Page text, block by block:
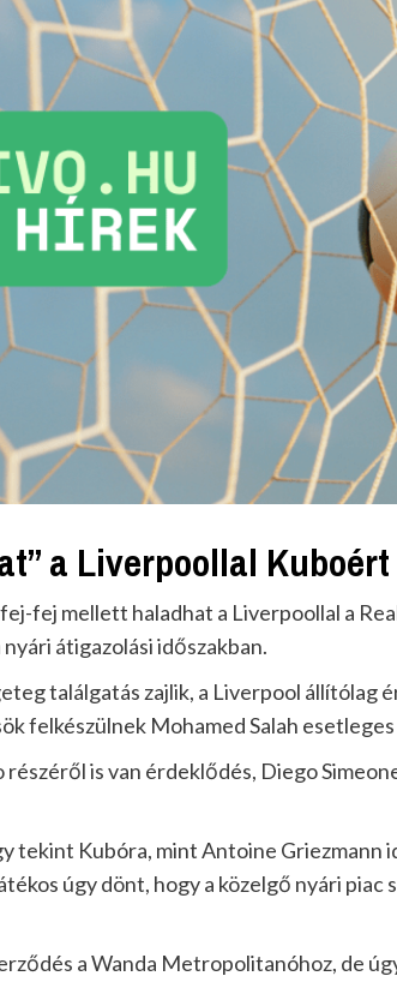
a Liverpoollal Kuboért
fej mellett haladhat a Liverpoollal a
átigazolási időszakban.
találgatás zajlik, a Liverpool állítólag
felkészülnek Mohamed Salah
is van érdeklődés, Diego
tekint Kubóra, mint Antoine Griezmann
úgy dönt, hogy a közelgő nyári piac
a Wanda Metropolitanóhoz, de